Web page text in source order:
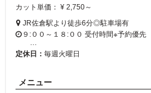
カット単価： ¥ 2,750～
JR佐倉駅より徒歩6分◎駐車場有
９:００～１８:００ 受付
…
定休日： 毎週火曜日
メニュー